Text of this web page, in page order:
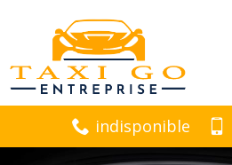
indisponible